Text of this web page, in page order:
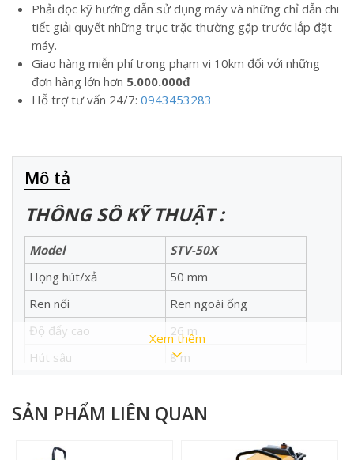
Phải đọc kỹ hướng dẫn sử dụng máy và những chỉ dẫn chi
tiết giải quyết những trục trặc thường gặp trước lắp đặt
máy.
Giao hàng miễn phí trong phạm vi 10km đối với những
đơn hàng lớn hơn 5.000.000đ
Hỗ trợ tư vấn 24/7: 0943453283
Mô tả
THÔNG SỐ KỸ THUẬT :
Model
STV-50X
Họng hút/xả
50 mm
Ren nối
Ren ngoài ống
Độ đẩy cao
26 m
Hút sâu
8 m
Loại động cơ
Động cơ xăng, 4 thì làm
Dung tích xilanh
Xem thêm
SẢN PHẨM LIÊN QUAN